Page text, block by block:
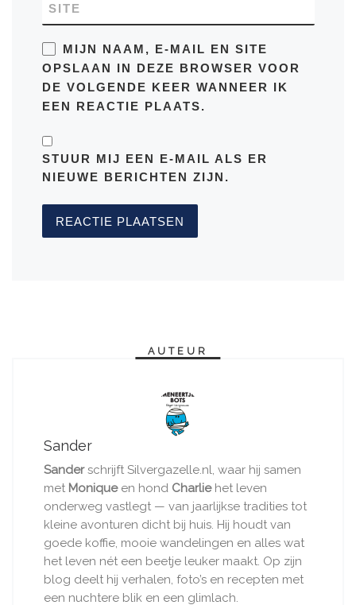
SITE
MIJN NAAM, E-MAIL EN SITE
OPSLAAN IN DEZE BROWSER VOOR
DE VOLGENDE KEER WANNEER IK
EEN REACTIE PLAATS.
STUUR MIJ EEN E-MAIL ALS ER
NIEUWE BERICHTEN ZIJN.
AUTEUR
Sander
Sanderschrijft Silvergazelle.nl, waar hij samen
met Moniqueen hond Charliehet leven
onderweg vastlegt — van jaarlijkse tradities tot
kleine avonturen dicht bij huis. Hij houdt van
goede koffie, mooie wandelingen en alles wat
het leven nét een beetje leuker maakt. Op zijn
blog deelt hij verhalen, foto’s en recepten met
een nuchtere blik en een glimlach.